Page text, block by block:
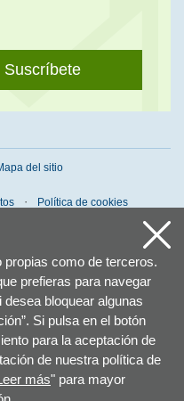
como de terceros.
prefieras para navegar
bloquear algunas
Si pulsa en el botón
para la aceptación de
de nuestra política de
más" para mayor
Suscríbete
del sitio
Política de cookies